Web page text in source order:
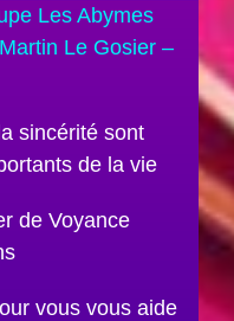
Les Abymes
Le Gosier –
sincérité sont
de la vie
de Voyance
vous vous aide